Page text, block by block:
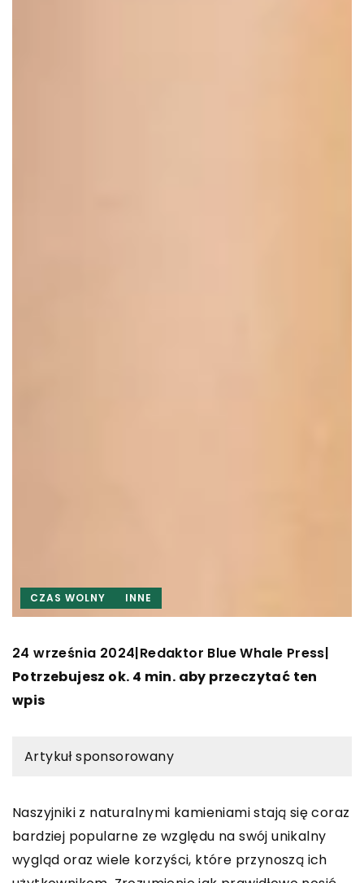
CZAS WOLNY INNE
24 września 2024|Redaktor Blue Whale Press|
Potrzebujesz ok. 4 min. aby przeczytać ten
wpis
Artykuł sponsorowany
Naszyjniki z naturalnymi kamieniami stają się coraz
bardziej popularne ze względu na swój unikalny
wygląd oraz wiele korzyści, które przynoszą ich